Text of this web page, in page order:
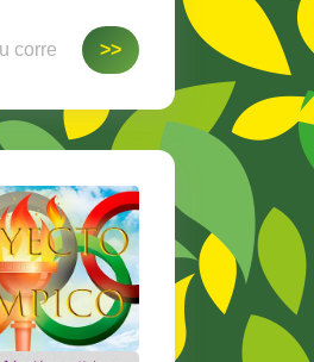
>>